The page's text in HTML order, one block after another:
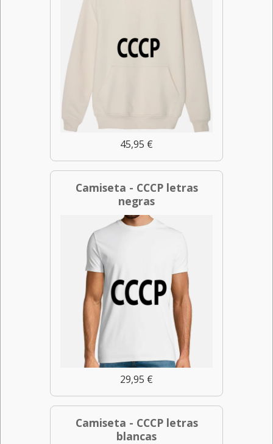
45,95 €
Camiseta - CCCP letras
negras
29,95 €
Camiseta - CCCP letras
blancas